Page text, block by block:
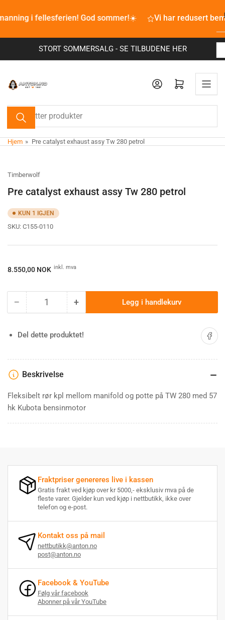
til
i fellesferien! God sommer!☀️ Vi har redusert
STORT SOMMERSALG - SE TILBUDENE HER
Søk
etter
produkter
Åpne mini-handlekurv
Hjem » Pre catalyst exhaust assy Tw 280 petrol
Timberwolf
Pre catalyst exhaust assy Tw 280 petrol
KUN 1 IGJEN
SKU: C155-0110
Ordinærpis
8.550,00 NOK inkl. mva
− Minske
Pre
exhaust
assy
Tw
280
petrol
Antall +Øk
Pre
exhaust
280
petrol
Legg i handlekurv
Del dette produktet! Del på
Beskrivelse
Fleksibelt rør kpl mellom manifold og potte på TW 280 med 57
hk Kubota bensinmotor
Fraktpriser genereres live i kassen
Gratis frakt ved kjøp over kr 5000,- eksklusiv mva på de
fleste varer. Gjelder kun ved kjøp i nettbutikk, ikke over
telefon og e-post.
Kontakt oss på mail
nettbutikk@anton.no
post@anton.no
Facebook & YouTube
Følg vår facebook
Abonner på vår YouTube